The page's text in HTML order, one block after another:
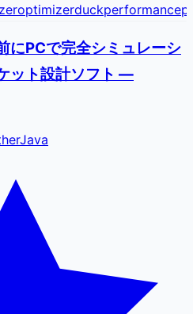
optimizerduckperformance
にPCで完全シミュレーシ
ット設計ソフト —
Java